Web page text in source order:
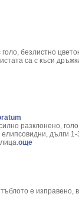
безлистно
са с къси
разклонено,
дълги
още
е изправено,